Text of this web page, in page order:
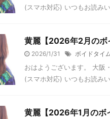
(スマホ対応) いつもお読み
黄麗【2026年2月のボ
2026/1/31 ボイドタイ
おはようございます。 大阪
(スマホ対応) いつもお読み
黄麗【2026年1月のボ